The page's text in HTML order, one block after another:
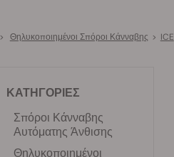
> Θηλυκοποιημένοι Σπόροι Κάνναβης > ICE
ΚΑΤΗΓΟΡΙΕΣ
Σπόροι Κάνναβης
Αυτόματης Άνθισης
Θηλυκοποιημένοι